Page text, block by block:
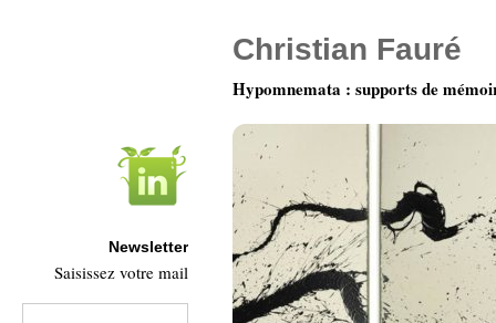
Christian Fauré
Hypomnemata : supports de
Newsletter
Saisissez votre mail